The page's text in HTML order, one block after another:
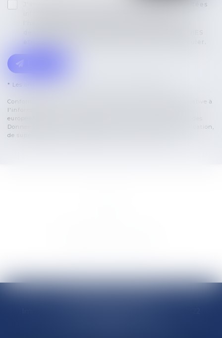
J'accepte que les informations saisies soient traitées
et/ou Maître Johnson MAPANG qui peut en découler.
* Les champs suivis d'un astérisque sont obligatoires.
Conformément à la loi n°78-17 du 6 janvier 1978 modifiée relative à
l'informatique, aux fichiers et aux libertés, et au règlement
européen 2016/679, dit Règlement Général sur la Protection des
Données (RGPD), vous disposez d'un droit d'accès, de rectification,
de suppression des informations qui vous concernent.